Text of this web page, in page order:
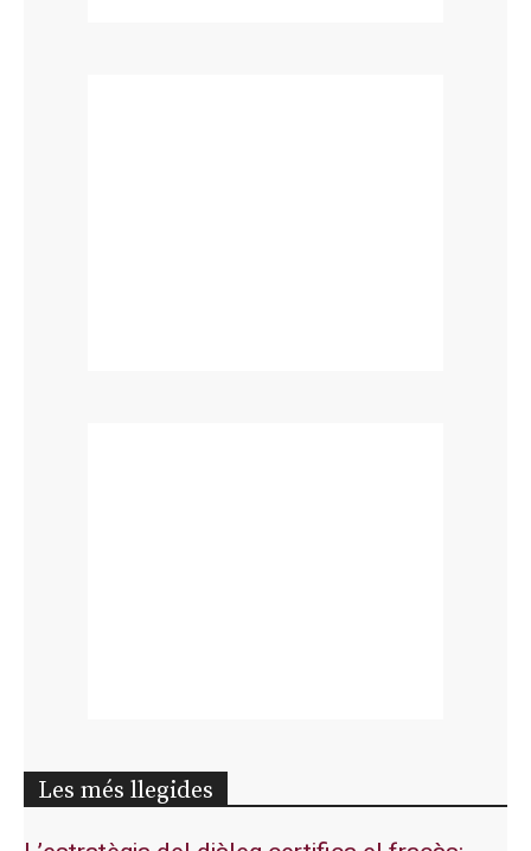
Les més llegides